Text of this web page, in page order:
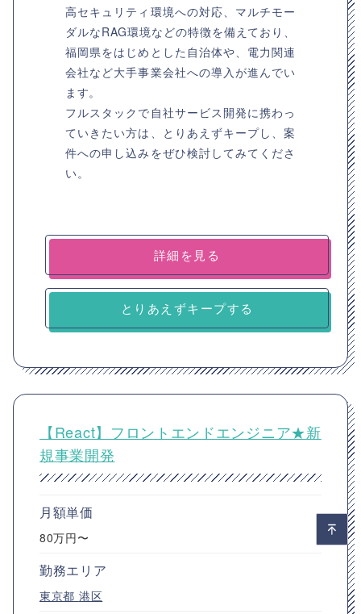
高セキュリティ環境への対応、マルチモー
ダルなRAG環境などの特徴を備えており、
福岡県をはじめとした自治体や、電力関連
会社など大手事業会社への導入が進んでい
ます。
フルスタックで自社サービス開発に携わっ
ていきたい方は、とりあえずキープし、案
件への申し込みをぜひ検討してみてくださ
い。
詳細を見る
とりあえずキープする
【React】フロントエンドエンジニア★新
規事業開発
月額単価
80万円〜
勤務エリア
東京都 港区